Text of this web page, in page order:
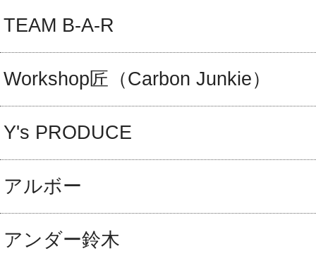
TEAM B-A-R
Workshop匠（Carbon Junkie）
Y's PRODUCE
アルボー
アンダー鈴木